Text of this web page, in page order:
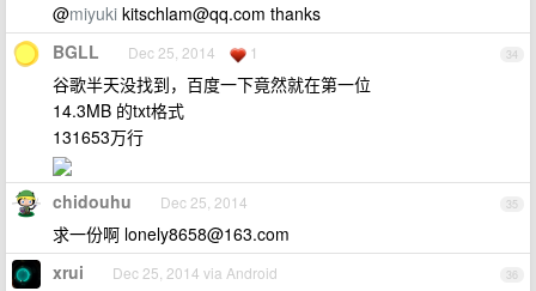
@miyuki kitschlam@qq.com thanks
34
BGLL Dec 25, 2014 1
谷歌半天没找到，百度一下竟然就在第一位
14.3MB 的txt格式
131653万行
35
chidouhu Dec 25, 2014
求一份啊 lonely8658@163.com
36
xrui Dec 25, 2014 via Android